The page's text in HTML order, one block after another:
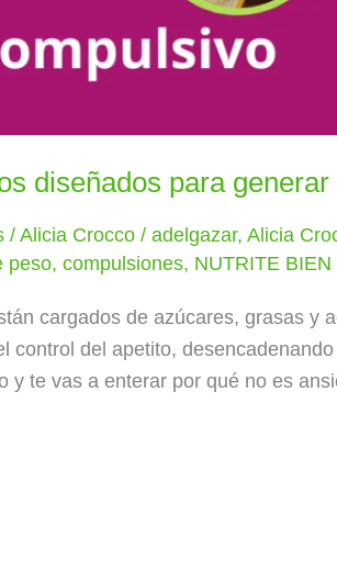
diseñados para
/Alicia Crocco/adelgazar,Alicia
peso,compulsiones, NUTRITE BIEN
cargados de azúcares, grasas y
control del apetito,
y te vas a enterar por qué no es